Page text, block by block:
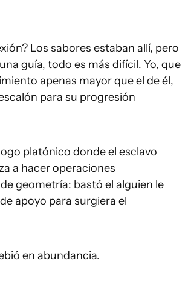
Los sabores estaban allí, pero
guía, todo es más difícil. Yo, que
apenas mayor que el de él,
para su progresión
platónico donde el esclavo
a hacer operaciones
geometría: bastó el alguien le
apoyo para surgiera el
en abundancia.